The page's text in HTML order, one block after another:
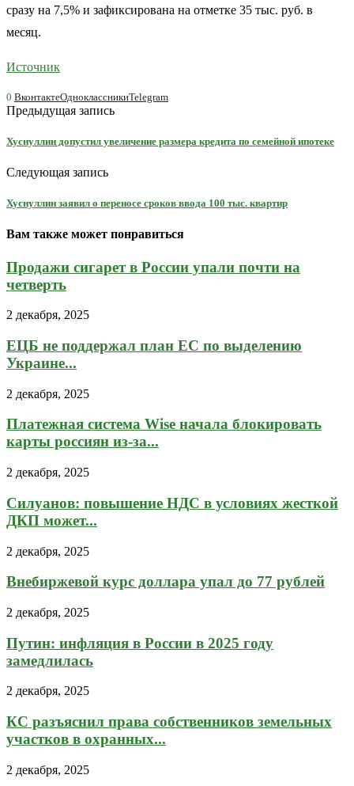
сразу на 7,5% и зафиксирована на отметке 35 тыс. руб. в
месяц.
Источник
0 ВконтактеОдноклассникиTelegram
Предыдущая запись
Хуснуллин допустил увеличение размера кредита по семейной ипотеке
Следующая запись
Хуснуллин заявил о переносе сроков ввода 100 тыс. квартир
Вам также может понравиться
Продажи сигарет в России упали почти на
четверть
2 декабря, 2025
ЕЦБ не поддержал план ЕС по выделению
Украине...
2 декабря, 2025
Платежная система Wise начала блокировать
карты россиян из-за...
2 декабря, 2025
Силуанов: повышение НДС в условиях жесткой
ДКП может...
2 декабря, 2025
Внебиржевой курс доллара упал до 77 рублей
2 декабря, 2025
Путин: инфляция в России в 2025 году
замедлилась
2 декабря, 2025
КС разъяснил права собственников земельных
участков в охранных...
2 декабря, 2025